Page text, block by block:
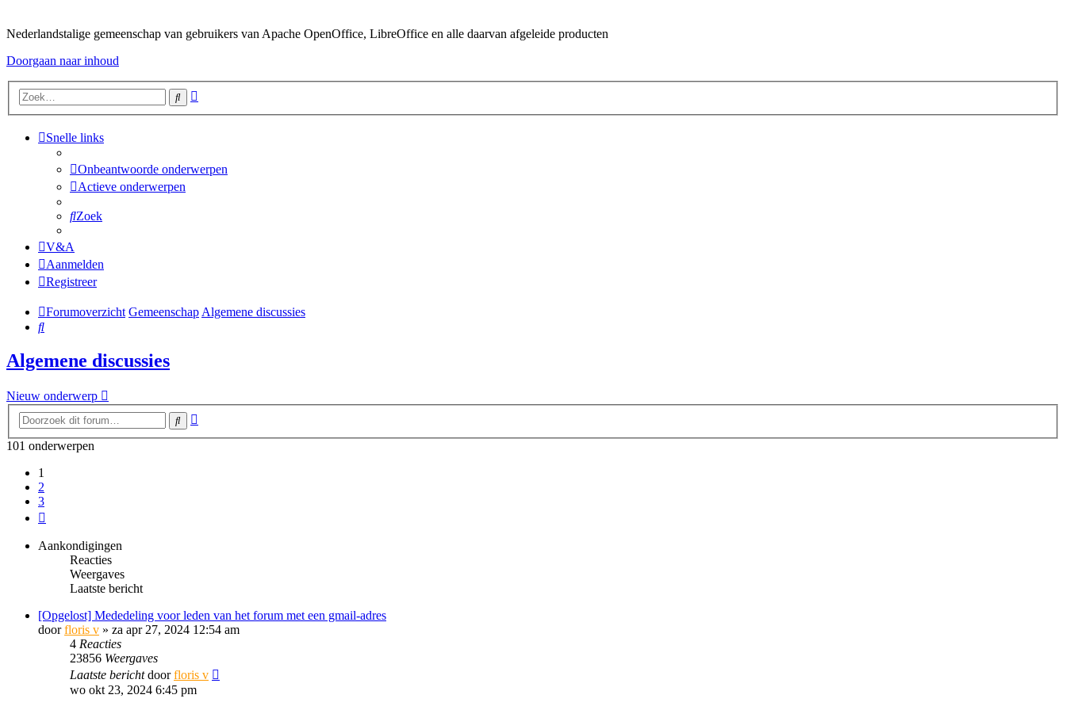
Nederlandstalige gemeenschap van gebruikers van Apache OpenOffice, LibreOffice en alle daarvan afgeleide producten
Doorgaan naar inhoud
Zoek
Snelle links
Onbeantwoorde onderwerpen
Actieve onderwerpen
Zoek
V&A
Aanmelden
Registreer
Forumoverzicht Gemeenschap Algemene discussies
Zoek
Algemene discussies
Nieuw onderwerp
Zoek
101 onderwerpen
1
2
3
Aankondigingen
Reacties
Weergaves
Laatste bericht
[Opgelost] Mededeling voor leden van het forum met een gmail-adres
doorfloris v » za apr 27, 2024 12:54 am
4 Reacties
23856 Weergaves
Laatste berichtdoorfloris v
wo okt 23, 2024 6:45 pm